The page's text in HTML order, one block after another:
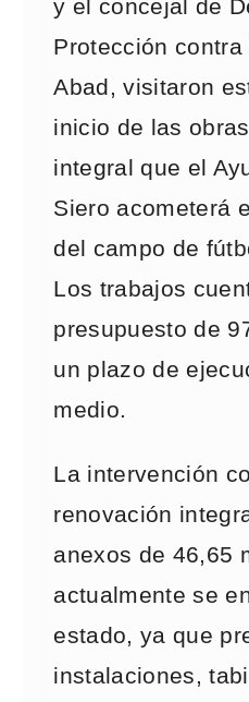
y el concejal de
Protección
Abad, visitaron
inicio de las
integral que el
Siero acometerá
del campo de
Los trabajos
presupuesto de
un plazo de
medio.
La intervención
renovación
anexos de 46,65
actualmente se
estado, ya que
instalaciones,